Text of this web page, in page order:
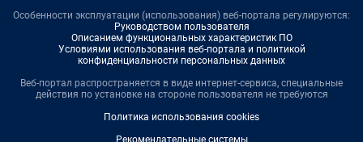
Особенности эксплуатации (использования) веб-портала регулируются:
Руководством пользователя
Описанием функциональных характеристик ПО
Условиями использования веб-портала и политикой
конфиденциальности персональных данных
Веб-портал распространяется в виде интернет-сервиса, специальные
действия по установке на стороне пользователя не требуются
Политика использования cookies